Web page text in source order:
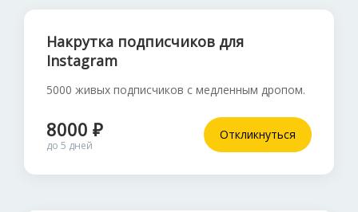
Накрутка подписчиков для
Instagram
5000 живых подписчиков с медленным дропом.
8000 ₽
до 5 дней
Откликнуться